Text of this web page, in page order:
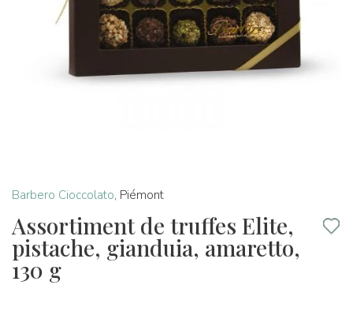
Barbero Cioccolato, Piémont
Assortiment de truffes Elite,
pistache, gianduia, amaretto,
130 g